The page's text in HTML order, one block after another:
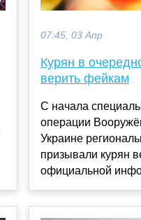
07:45, 03 Апр
Курян в
верить фейкам
С начала
операции
Украине
призывали курян
официальной